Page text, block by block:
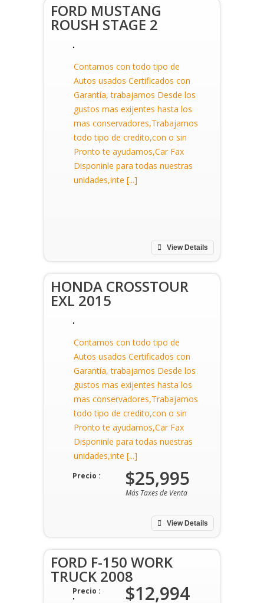
FORD MUSTANG
ROUSH STAGE 2
Contamos con todo tipo de
Autos usados Certificados con
Garantía, trabajamos Desde los
gustos mas exijentes hasta los
mas conservadores,Trabajamos
todo tipo de credito,con o sin
Pronto te ayudamos,Car Fax
Disponinle para todas nuestras
unidades,inte [...]
View Details
HONDA CROSSTOUR
EXL 2015
Contamos con todo tipo de
Autos usados Certificados con
Garantía, trabajamos Desde los
gustos mas exijentes hasta los
mas conservadores,Trabajamos
todo tipo de credito,con o sin
Pronto te ayudamos,Car Fax
Disponinle para todas nuestras
unidades,inte [...]
View Details
Precio : $25,995
Más Taxes de Venta
FORD F-150 WORK
TRUCK 2008
Precio : $12,994